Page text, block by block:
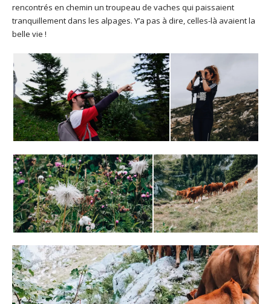
rencontrés en chemin un troupeau de vaches qui paissaient
tranquillement dans les alpages. Y’a pas à dire, celles-là avaient la
belle vie !